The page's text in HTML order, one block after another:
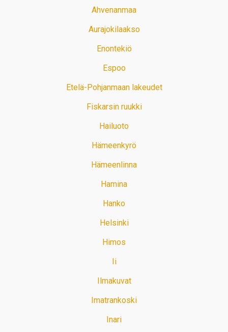
Ahvenanmaa
Aurajokilaakso
Enontekiö
Espoo
Etelä-Pohjanmaan lakeudet
Fiskarsin ruukki
Hailuoto
Hämeenkyrö
Hämeenlinna
Hamina
Hanko
Helsinki
Himos
Ii
Ilmakuvat
Imatrankoski
Inari